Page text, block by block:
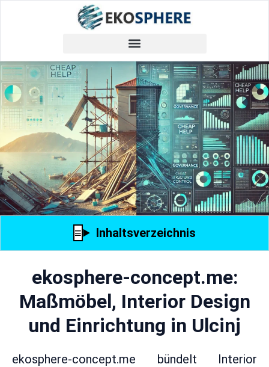
Inhaltsverzeichnis
ekosphere-concept.me:
Maßmöbel, Interior Design
und Einrichtung in Ulcinj
ekosphere-concept.me bündelt Interior